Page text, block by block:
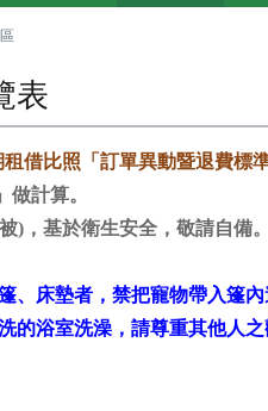
表
借比照「訂單異動暨退費標
計算。
)，基於衛生安全，敬請自備。
、床墊者，禁把寵物帶入篷
的浴室洗澡，請尊重其他人之